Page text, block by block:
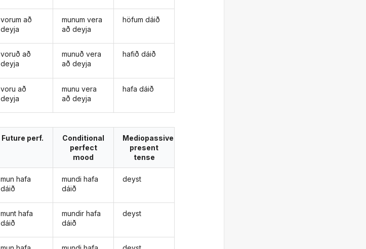
vorum að
deyja
voruð að
deyja
voru að
deyja
munum vera
að deyja
munuð vera
að deyja
munu vera
að deyja
höfum dáið
hafið dáið
hafa dáið
Future perf.
mun hafa
dáið
munt hafa
dáið
Conditional
perfect
mood
mundi hafa
dáið
mundir hafa
dáið
Mediopassive
present
tense
deyst
deyst